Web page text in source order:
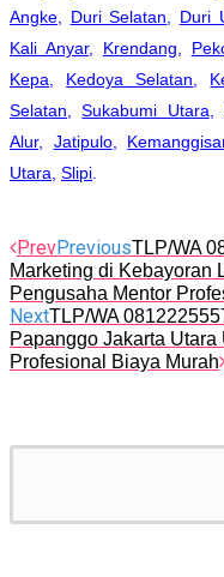
Angke, Duri Selatan, Duri
Kali Anyar, Krendang,
Kepa, Kedoya Selatan,
Selatan,Sukabumi Utara,
Alur, Jatipulo,
Utara, Slipi.
PrevPreviousTLP/WA
Marketing di Kebayoran
Pengusaha Mentor
NextTLP/WA
Papanggo Jakarta
Profesional Biaya Murah